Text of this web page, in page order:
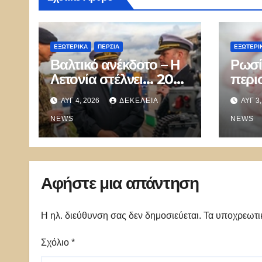
ΕΞΩΤΕΡΙΚΑ ΠΕΡΣΊΑ
Βαλτικό ανέκδοτο – Η
Λετονία στέλνει… 20
ναύτες στον Περσικό
για να «ανοίξει το
Στενό του Hormuz»
ΑΥΓ 4, 2026 ΔΕΚΈΛΕΙΑ
NEWS
τους
ΑΥΓ
NEWS
Αφήστε μια απάντηση
Η ηλ. διεύθυνση σας δεν δημοσιεύεται. Τα
Σχόλιο *